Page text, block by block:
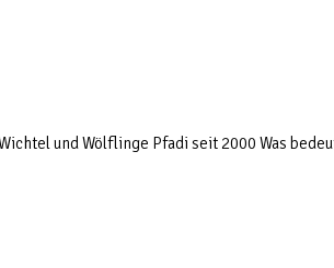
und Wölflinge Pfadi seit 2000 Was